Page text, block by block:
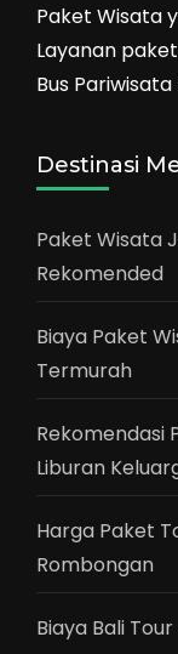
Paket Wisata
Layanan
Bus
Destinasi
Paket Wisata
Rekomended
Biaya Paket
Termurah
Rekomendasi
Liburan
Harga Paket
Rombongan
Biaya Bali